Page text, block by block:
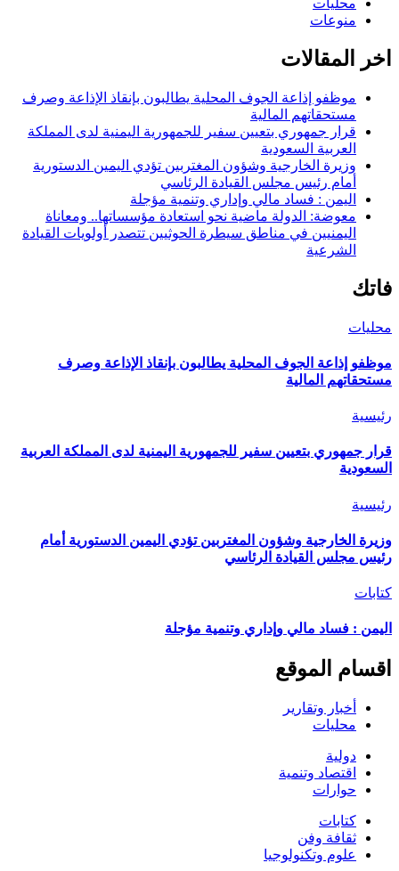
محليات
منوعات
اخر المقالات
موظفو إذاعة الجوف المحلية يطالبون بإنقاذ الإذاعة وصرف
مستحقاتهم المالية
قرار جمهوري بتعيين سفير للجمهورية اليمنية لدى المملكة
العربية السعودية
وزيرة الخارجية وشؤون المغتربين تؤدي اليمين الدستورية
أمام رئيس مجلس القيادة الرئاسي
اليمن : فساد مالي وإداري وتنمية مؤجلة
معوضة: الدولة ماضية نحو استعادة مؤسساتها.. ومعاناة
اليمنيين في مناطق سيطرة الحوثيين تتصدر أولويات القيادة
الشرعية
فاتك
محليات
موظفو إذاعة الجوف المحلية يطالبون بإنقاذ الإذاعة وصرف
مستحقاتهم المالية
رئيسية
قرار جمهوري بتعيين سفير للجمهورية اليمنية لدى المملكة العربية
السعودية
رئيسية
وزيرة الخارجية وشؤون المغتربين تؤدي اليمين الدستورية أمام
رئيس مجلس القيادة الرئاسي
كتابات
اليمن : فساد مالي وإداري وتنمية مؤجلة
اقسام الموقع
أخبار وتقارير
محليات
دولية
اقتصاد وتنمية
حوارات
كتابات
ثقافة وفن
علوم وتكنولوجيا